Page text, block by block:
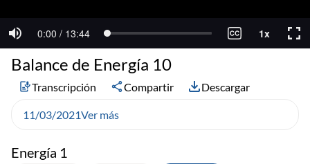
Energía 1
Balance de Energía 10
Transcripción Compartir Descargar
11/03/2021Ver más